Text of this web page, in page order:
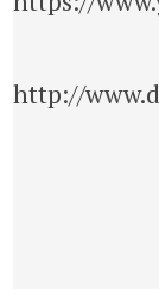
http://